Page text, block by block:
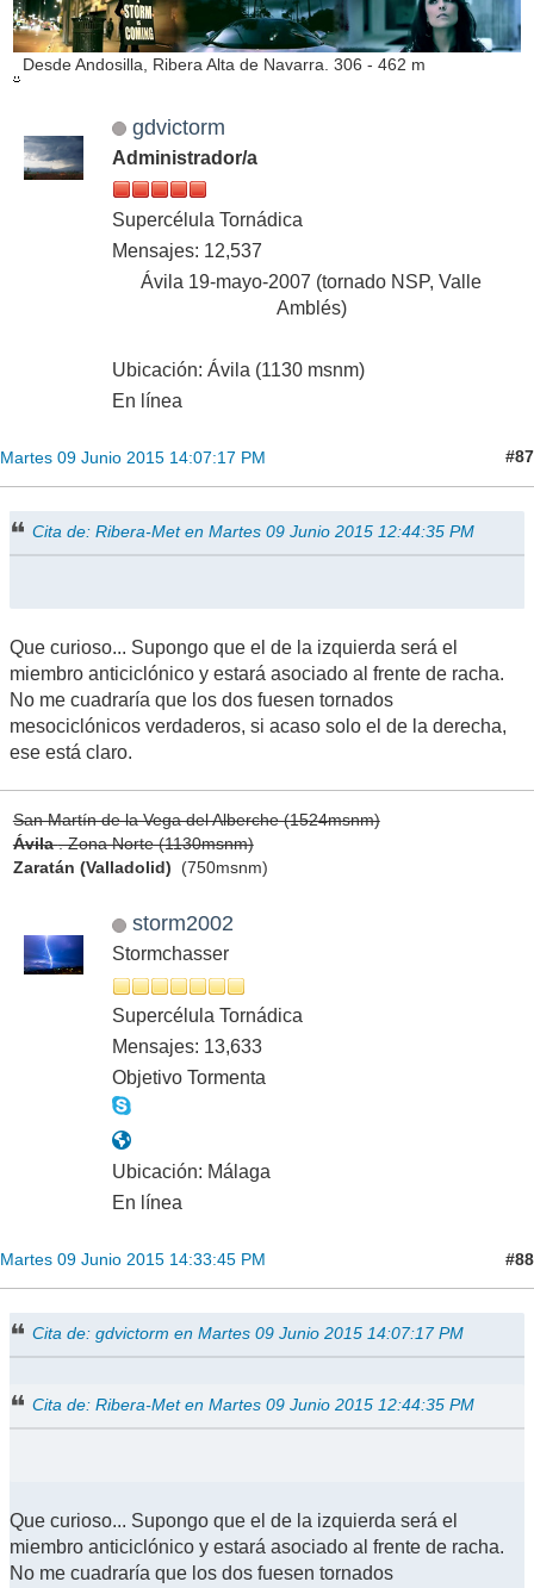
Desde Andosilla, Ribera Alta de Navarra. 306 - 462 m
gdvictorm
Administrador/a
Supercélula Tornádica
Mensajes: 12,537
Ávila 19-mayo-2007 (tornado NSP, Valle
Amblés)
Ubicación: Ávila (1130 msnm)
En línea
Martes 09 Junio 2015 14:07:17 PM #87
Cita de: Ribera-Met en Martes 09 Junio 2015 12:44:35 PM
Que curioso... Supongo que el de la izquierda será el
miembro anticiclónico y estará asociado al frente de racha.
No me cuadraría que los dos fuesen tornados
mesociclónicos verdaderos, si acaso solo el de la derecha,
ese está claro.
San Martín de la Vega del Alberche (1524msnm)
Ávila. Zona Norte (1130msnm)
Zaratán (Valladolid) (750msnm)
storm2002
Stormchasser
Supercélula Tornádica
Mensajes: 13,633
Objetivo Tormenta
Ubicación: Málaga
En línea
Martes 09 Junio 2015 14:33:45 PM #88
Cita de: gdvictorm en Martes 09 Junio 2015 14:07:17 PM
Cita de: Ribera-Met en Martes 09 Junio 2015 12:44:35 PM
Que curioso... Supongo que el de la izquierda será el
miembro anticiclónico y estará asociado al frente de racha.
No me cuadraría que los dos fuesen tornados